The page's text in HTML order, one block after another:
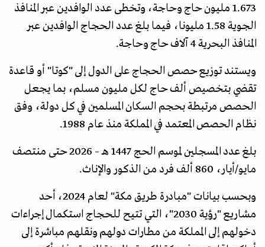
1.673 مليون حاج وحاجة، وتخطى عدد الوافدين عبر المنافذ
الجوية 1.58 مليونا، فيما بلغ عدد الحجاج الوافدين عبر
المنافذ البحرية 4 آلاف حاج وحاجة.
ويستند توزيع حصص الحجاج على الدول إلى "كوتا" أو قاعدة
تقضي بتخصيص ألف حاج لكل مليون مسلم، بما يجعل
الحصص مرتبطة بحجم السكان المسلمين في كل دولة، وفق
نظام الحصص المعتمد في المملكة منذ عام 1988.
بلغ عدد المسجلين لموسم الحج 1447 هـ – 2026 حتى منتصف
مايو/أيار، 860 ألف فرد من الذكور والإناث.
وبحسب بيانات "مبادرة طريق مكة" لعام 2024، أحد
مشاريع "رؤية 2030"، التي تتيح للحجاج استكمال إجراءات
دخولهم إلى المملكة من مطارات دولهم ونقلهم مباشرة إلى